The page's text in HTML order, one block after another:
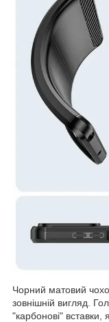
Чорний матовий
зовнішній вигляд.
"карбонові" вставки,